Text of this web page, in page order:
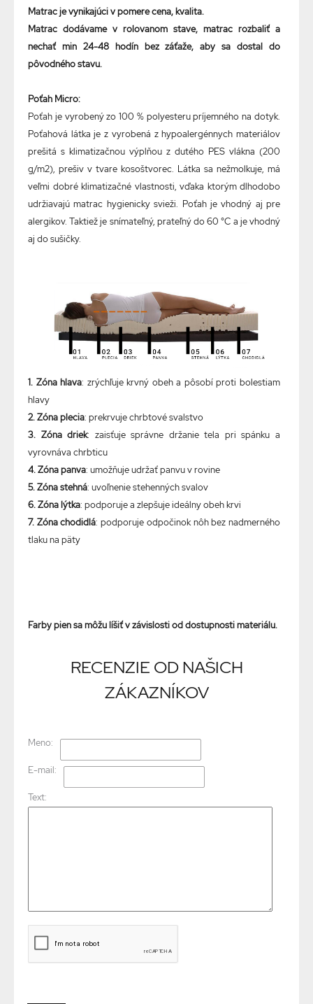
Matrac je vynikajúci v pomere cena, kvalita.
Matrac dodávame v rolovanom stave, matrac rozbaliť a
nechať min 24-48 hodín bez záťaže, aby sa dostal do
pôvodného stavu.
Poťah Micro:
Poťah je vyrobený zo 100 % polyesteru príjemného na dotyk.
Poťahová látka je z vyrobená z hypoalergénnych materiálov
prešitá s klimatizačnou výplňou z dutého PES vlákna (200
g/m2), prešiv v tvare kosoštvorec. Látka sa nežmolkuje, má
veľmi dobré klimatizačné vlastnosti, vďaka ktorým dlhodobo
udržiavajú matrac hygienicky svieži. Poťah je vhodný aj pre
alergikov. Taktiež je snímateľný, prateľný do 60 °C a je vhodný
aj do sušičky.
1. Zóna hlava: zrýchľuje krvný obeh a pôsobí proti bolestiam
hlavy
2. Zóna plecia: prekrvuje chrbtové svalstvo
3. Zóna driek: zaisťuje správne držanie tela pri spánku a
vyrovnáva chrbticu
4. Zóna panva: umožňuje udržať panvu v rovine
5. Zóna stehná: uvoľnenie stehenných svalov
6. Zóna lýtka: podporuje a zlepšuje ideálny obeh krvi
7. Zóna chodidlá: podporuje odpočinok nôh bez nadmerného
tlaku na päty
Farby pien sa môžu líšiť v závislosti od dostupnosti materiálu.
RECENZIE OD NAŠICH
ZÁKAZNÍKOV
Meno:
E-mail:
Text: